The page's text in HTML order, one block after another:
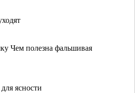
Чем полезна фальшивая
ясности